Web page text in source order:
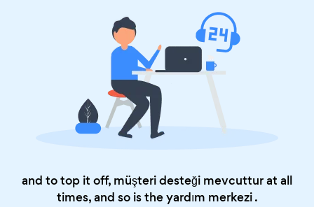
and to top it off, müşteri desteği mevcuttur at all
times, and so is theyardım merkezi.